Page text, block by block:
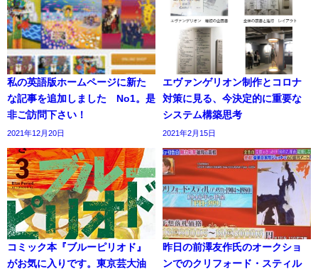
私の英語版ホームページに新た
な記事を追加しました No1。是
非ご訪問下さい！
2021年12月20日
エヴァンゲリオン制作とコロナ
対策に見る、今決定的に重要な
システム構築思考
2021年2月15日
コミック本『ブルーピリオド』
がお気に入りです。東京芸大油
昨日の前澤友作氏のオークショ
ンでのクリフォード・スティル